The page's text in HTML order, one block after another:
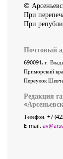
©
При
При
Почтовый
690091, г.
Приморский
Переулок
Редакция
«
Телефон: +7
E-mail: